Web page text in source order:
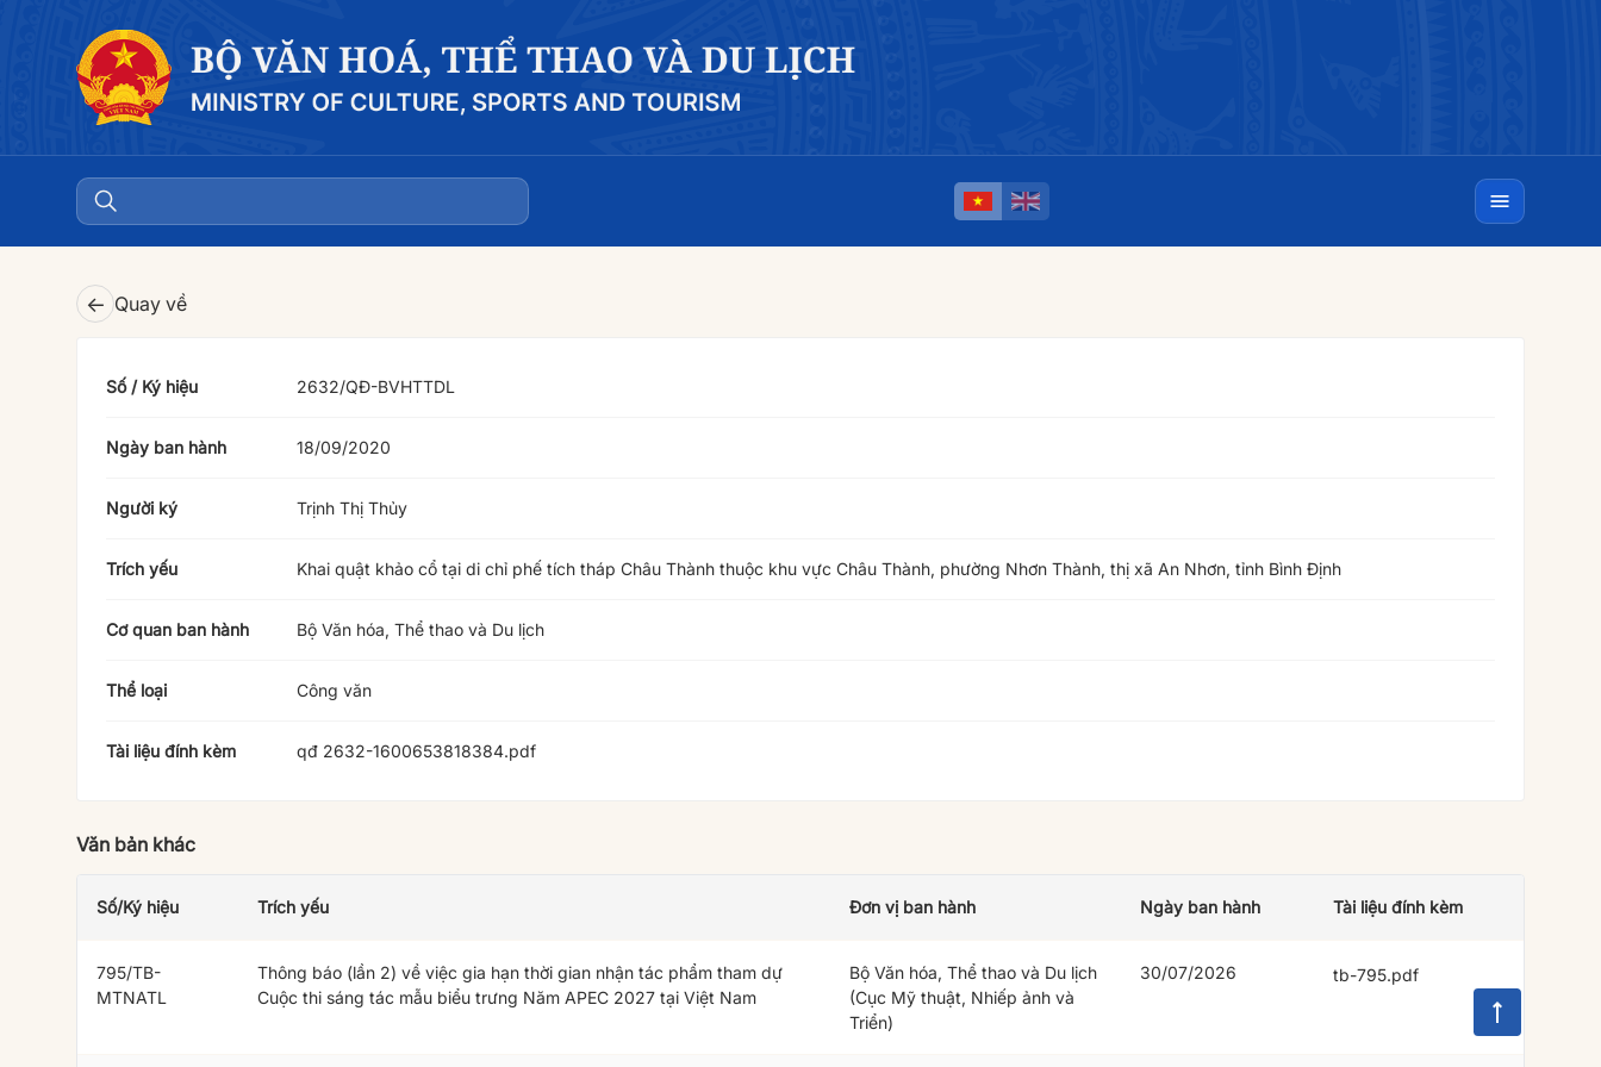
← Quay về
Số / Ký hiệu 2632/QÐ-BVHTTDL
Ngày ban hành 18/09/2020
Người ký Trịnh Thị Thủy
Trích yếu Khai quật khảo cổ tại di chỉ phế tích tháp Châu Thành thuộc khu vực Châu Thành, phường Nhơn Thành, thị xã An Nhơn, tỉnh Bình Định
Cơ quan ban hành Bộ Văn hóa, Thể thao và Du lịch
Thể loại Công văn
Tài liệu đính kèm qđ 2632-1600653818384.pdf
Văn bản khác
Số/Ký hiệu Trích yếu Đơn vị ban hành Ngày ban hành Tài liệu đính kèm
795/TB-
MTNATL
Thông báo (lần 2) về việc gia hạn thời gian nhận tác phẩm tham dự
Cuộc thi sáng tác mẫu biểu trưng Năm APEC 2027 tại Việt Nam
Bộ Văn hóa, Thể thao và Du lịch
(Cục Mỹ thuật, Nhiếp ảnh và
Triển)
30/07/2026 tb-795.pdf